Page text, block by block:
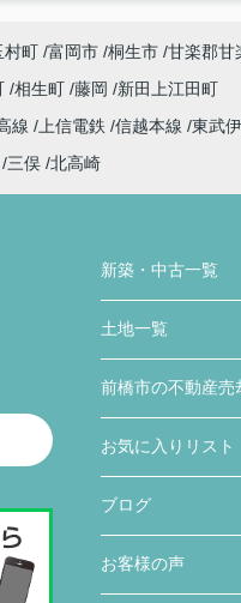
村町 富岡市 桐生市 甘楽郡甘
相生町 藤岡
新田上江田町
線 上信電鉄 信越本線 東武
三俣 北高崎
新築・中古一覧
土地一覧
前橋市の不動産売
お気に入りリスト
ブログ
お客様の声